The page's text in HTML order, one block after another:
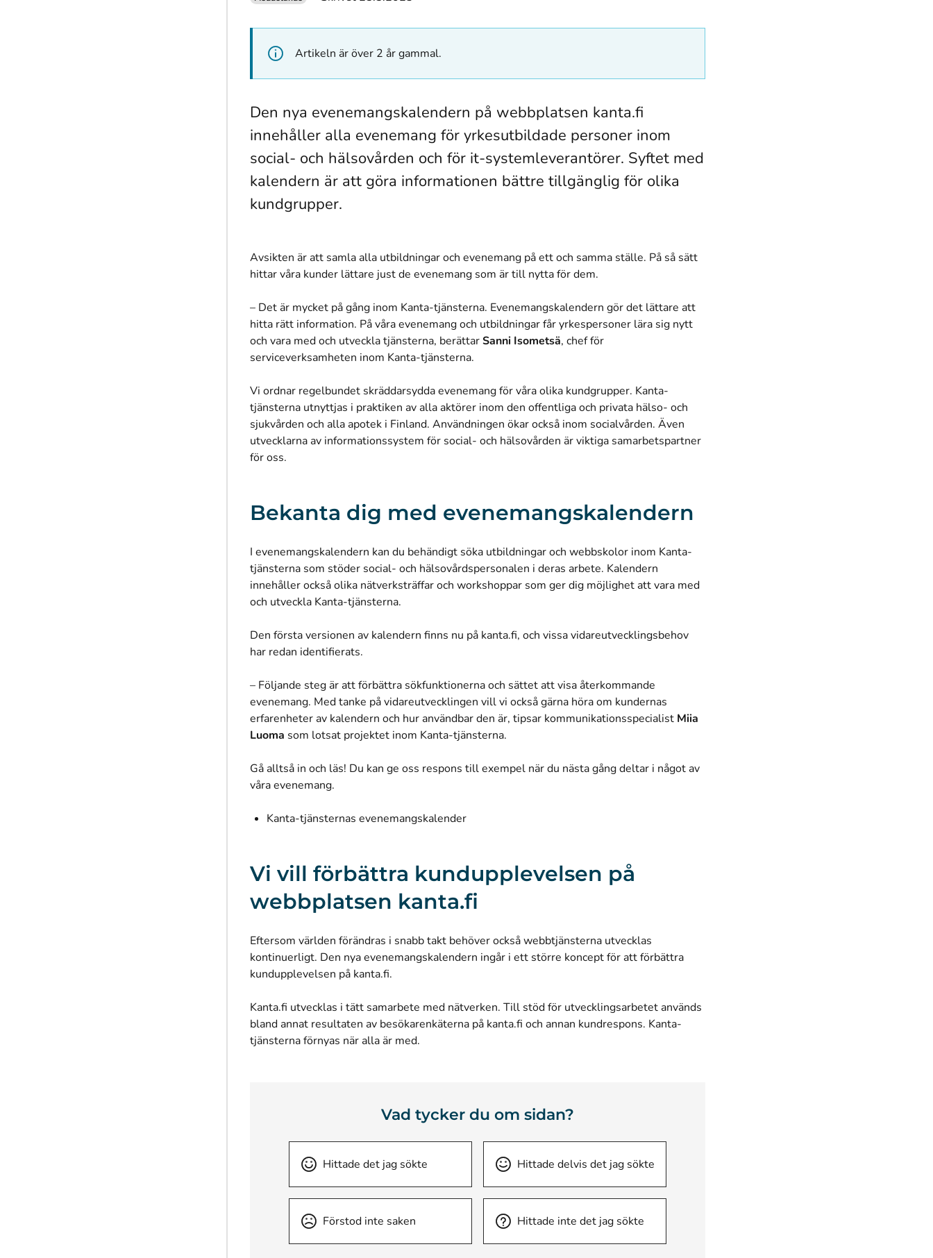
Artikeln är över 2 år gammal.
Den nya evenemangskalendern på webbplatsen kanta.fi
innehåller alla evenemang för yrkesutbildade personer inom
social- och hälsovården och för it-systemleverantörer. Syftet med
kalendern är att göra informationen bättre tillgänglig för olika
kundgrupper.
Avsikten är att samla alla utbildningar och evenemang på ett och samma ställe. På så sätt
hittar våra kunder lättare just de evenemang som är till nytta för dem.
– Det är mycket på gång inom Kanta-tjänsterna. Evenemangskalendern gör det lättare att
hitta rätt information. På våra evenemang och utbildningar får yrkespersoner lära sig nytt
och vara med och utveckla tjänsterna, berättarSanni Isometsä, chef för
serviceverksamheten inom Kanta-tjänsterna.
Vi ordnar regelbundet skräddarsydda evenemang för våra olika kundgrupper. Kanta-
tjänsterna utnyttjas i praktiken av alla aktörer inom den offentliga och privata hälso- och
sjukvården och alla apotek i Finland. Användningen ökar också inom socialvården. Även
utvecklarna av informationssystem för social- och hälsovården är viktiga samarbetspartner
för oss.
Bekanta dig med evenemangskalendern
I evenemangskalendern kan du behändigt söka utbildningar och webbskolor inom Kanta-
tjänsterna som stöder social- och hälsovårdspersonalen i deras arbete. Kalendern
innehåller också olika nätverksträffar och workshoppar som ger dig möjlighet att vara med
och utveckla Kanta-tjänsterna.
Den första versionen av kalendern finns nu på kanta.fi, och vissa vidareutvecklingsbehov
har redan identifierats.
– Följande steg är att förbättra sökfunktionerna och sättet att visa återkommande
evenemang. Med tanke på vidareutvecklingen vill vi också gärna höra om kundernas
erfarenheter av kalendern och hur användbar den är, tipsar kommunikationsspecialist Miia
Luoma som lotsat projektet inom Kanta-tjänsterna.
Gå alltså in och läs! Du kan ge oss respons till exempel när du nästa gång deltar i något av
våra evenemang.
Kanta-tjänsternas evenemangskalender
Vi vill förbättra kundupplevelsen på
webbplatsen kanta.fi
Eftersom världen förändras i snabb takt behöver också webbtjänsterna utvecklas
kontinuerligt. Den nya evenemangskalendern ingår i ett större koncept för att förbättra
kundupplevelsen på kanta.fi.
Kanta.fi utvecklas i tätt samarbete med nätverken. Till stöd för utvecklingsarbetet används
bland annat resultaten av besökarenkäterna på kanta.fi och annan kundrespons. Kanta-
tjänsterna förnyas när alla är med.
Vad tycker du om sidan?
Hittade det jag sökte Hittade delvis det jag sökte
Förstod inte saken Hittade inte det jag sökte